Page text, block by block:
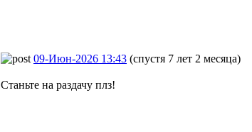
09-Июн-2026 13:43 (спустя 7 лет 2 месяца)
Станьте на раздачу плз!